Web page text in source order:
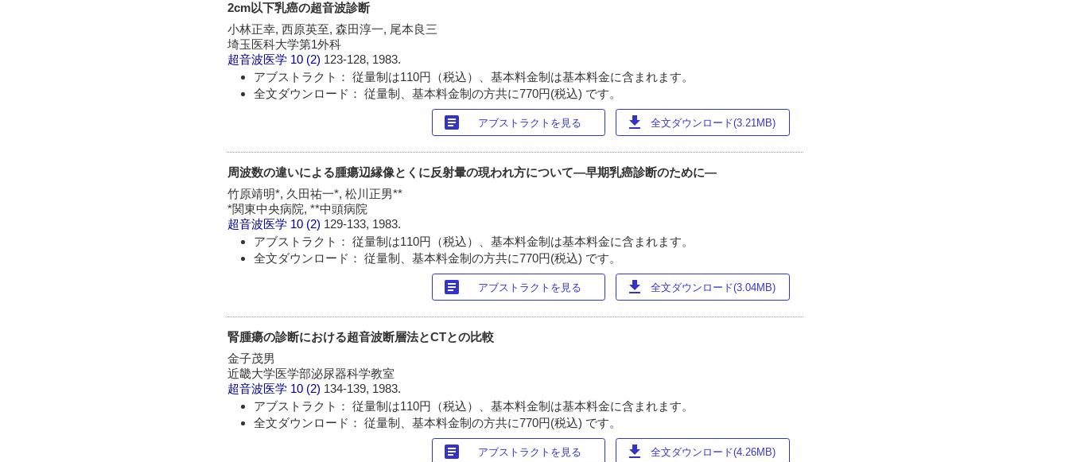
2cm以下乳癌の超音波診断
小林正幸, 西原英至, 森田淳一, 尾本良三
埼玉医科大学第1外科
超音波医学 10 (2) 123-128, 1983.
アブストラクト： 従量制は110円（税込）、基本料金制は基本料金に含まれます。
全文ダウンロード： 従量制、基本料金制の方共に770円(税込) です。
article アブストラクトを見る download 全文ダウンロード(3.21MB)
周波数の違いによる腫瘍辺縁像とくに反射暈の現われ方について―早期乳癌診断のために―
竹原靖明*, 久田祐一*, 松川正男**
*関東中央病院, **中頭病院
超音波医学 10 (2) 129-133, 1983.
アブストラクト： 従量制は110円（税込）、基本料金制は基本料金に含まれます。
全文ダウンロード： 従量制、基本料金制の方共に770円(税込) です。
article アブストラクトを見る download 全文ダウンロード(3.04MB)
腎腫瘍の診断における超音波断層法とCTとの比較
金子茂男
近畿大学医学部泌尿器科学教室
超音波医学 10 (2) 134-139, 1983.
アブストラクト： 従量制は110円（税込）、基本料金制は基本料金に含まれます。
全文ダウンロード： 従量制、基本料金制の方共に770円(税込) です。
article アブストラクトを見る download 全文ダウンロード(4.26MB)